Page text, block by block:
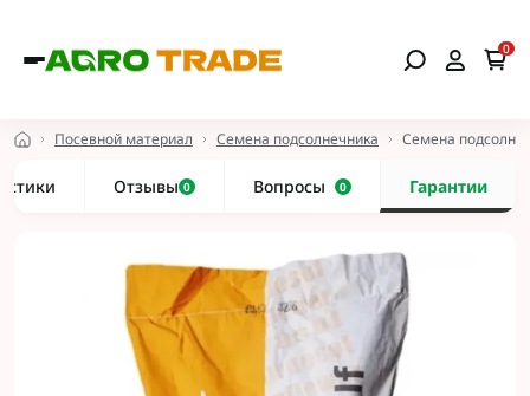
0
Посевной материал Семена подсолнечника Семена
Отзывы 0 Вопросы 0 Гарантии